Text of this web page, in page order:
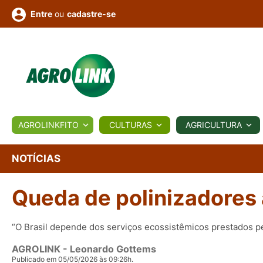
BIOLÓGICOS COTAÇÕES NOTÍCIAS
Conversor Colunistas Eventos
e
Vídeos
Entre ou cadastre-se
AGROLINKFITO CULTURAS AGRICULTURA
NOTÍCIAS
Queda de
“O Brasil depende dos serviços ecossistêmicos prestados
AGROLINK - Leonardo Gottems
Publicado em 05/05/2026 às 09:26h.